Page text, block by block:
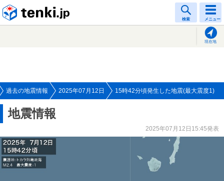
検索 メニュー
現在地
過去の地震情報 2025年07月12日 15時42分頃発生した地震(最大震度1)
地震情報
2025年07月12日15:45発表